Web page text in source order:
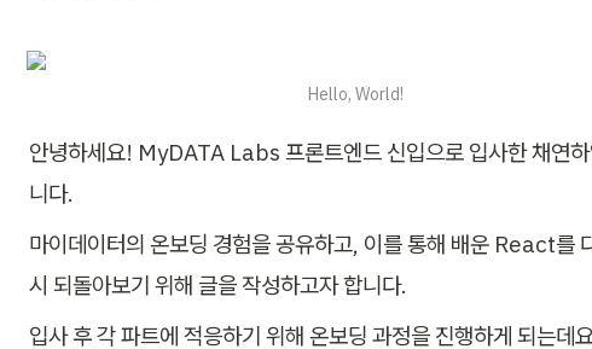
                                                                             Hello, World!
안녕하세요! MyDATA Labs 프론트엔드 신입으로 입사한 채연
니다.
마이데이터의 온보딩 경험을 공유하고, 이를 통해 배운 React를
시 되돌아보기 위해 글을 작성하고자 합니다.
입사 후 각 파트에 적응하기 위해 온보딩 과정을 진행하게 되는데